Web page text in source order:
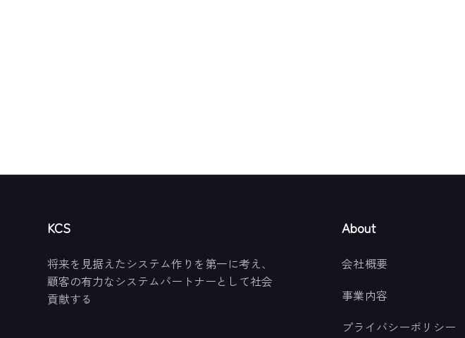
KCS
将来を見据えたシステム作りを第一に考え、
顧客の有力なシステムパートナーとして社会
貢献する
About
会社概要
事業内容
プライバシーポリシー